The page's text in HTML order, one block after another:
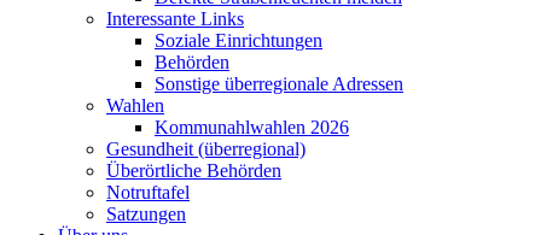
Interessante Links
Soziale Einrichtungen
Behörden
Sonstige überregionale Adressen
Wahlen
Kommunahlwahlen 2026
Gesundheit (überregional)
Überörtliche Behörden
Notruftafel
Satzungen